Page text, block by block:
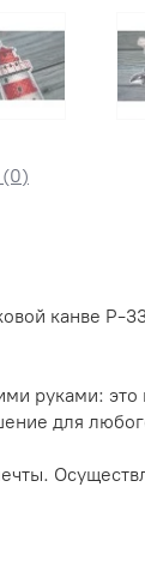
(0)
канве Р-
руками:
для